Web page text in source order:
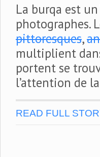
La burqa est
photographes.
pittoresques,
multiplient
portent se
l’attention de
READ FULL